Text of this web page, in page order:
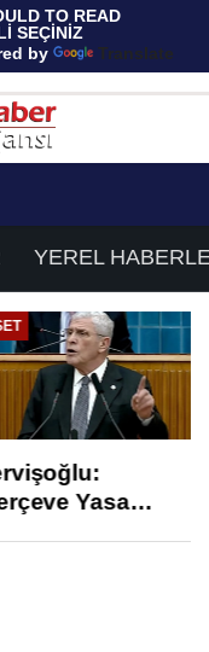
TO READ
SEÇİNİZ
by
Translate
YEREL
Yasa